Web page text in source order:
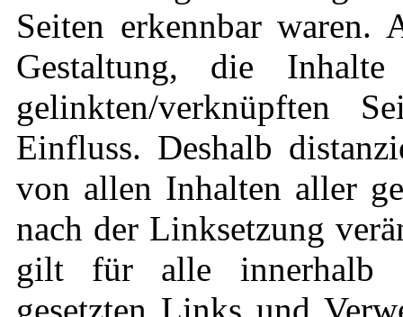
Seiten erkennbar
Gestaltung, die
gelinkten/verknüpften
Einfluss. Deshalb
von allen Inhalten aller
nach der Linksetzung
gilt für alle innerhalb